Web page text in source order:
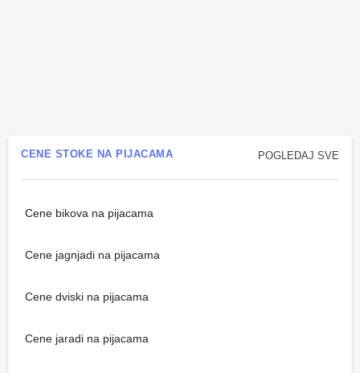
POGLEDAJ SVE
CENE STOKE NA PIJACAMA
Cene bikova na pijacama
Cene jagnjadi na pijacama
Cene dviski na pijacama
Cene jaradi na pijacama